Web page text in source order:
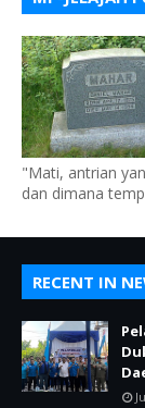
"Mati, antrian
dan dimana
RECENT IN